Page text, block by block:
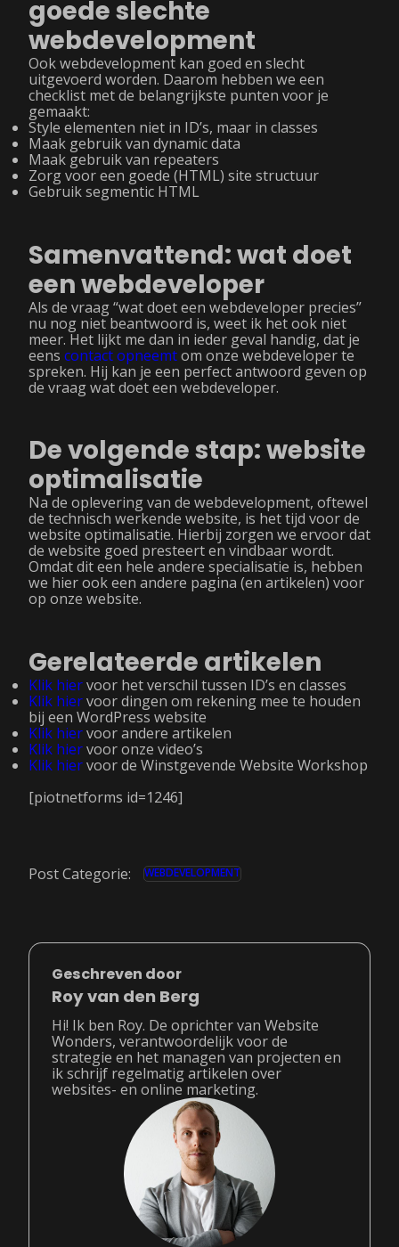
goede slechte
webdevelopment
Ook webdevelopment kan goed en slecht
uitgevoerd worden. Daarom hebben we een
checklist met de belangrijkste punten voor je
gemaakt:
Style elementen niet in ID’s, maar in classes
Maak gebruik van dynamic data
Maak gebruik van repeaters
Zorg voor een goede (HTML) site structuur
Gebruik segmentic HTML
Samenvattend: wat doet
een webdeveloper
Als de vraag “wat doet een webdeveloper precies”
nu nog niet beantwoord is, weet ik het ook niet
meer. Het lijkt me dan in ieder geval handig, dat je
eens contact opneemtom onze webdeveloper te
spreken. Hij kan je een perfect antwoord geven op
de vraag wat doet een webdeveloper.
De volgende stap: website
optimalisatie
Na de oplevering van de webdevelopment, oftewel
de technisch werkende website, is het tijd voor de
website optimalisatie. Hierbij zorgen we ervoor dat
de website goed presteert en vindbaar wordt.
Omdat dit een hele andere specialisatie is, hebben
we hier ook een andere pagina (en artikelen) voor
op onze website.
Gerelateerde artikelen
Klik hiervoor het verschil tussen ID’s en classes
Klik hiervoor dingen om rekening mee te houden
bij een WordPress website
Klik hiervoor andere artikelen
Klik hiervoor onze video’s
Klik hiervoor de Winstgevende Website Workshop
[piotnetforms id=1246]
Post Categorie: WEBDEVELOPMENT
Geschreven door
Roy van den Berg
Hi! Ik ben Roy. De oprichter van Website
Wonders, verantwoordelijk voor de
strategie en het managen van projecten en
ik schrijf regelmatig artikelen over
websites- en online marketing.